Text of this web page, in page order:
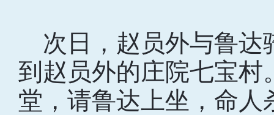
次日，赵员外与鲁达
到赵员外的庄院七宝
堂，请鲁达上坐，命